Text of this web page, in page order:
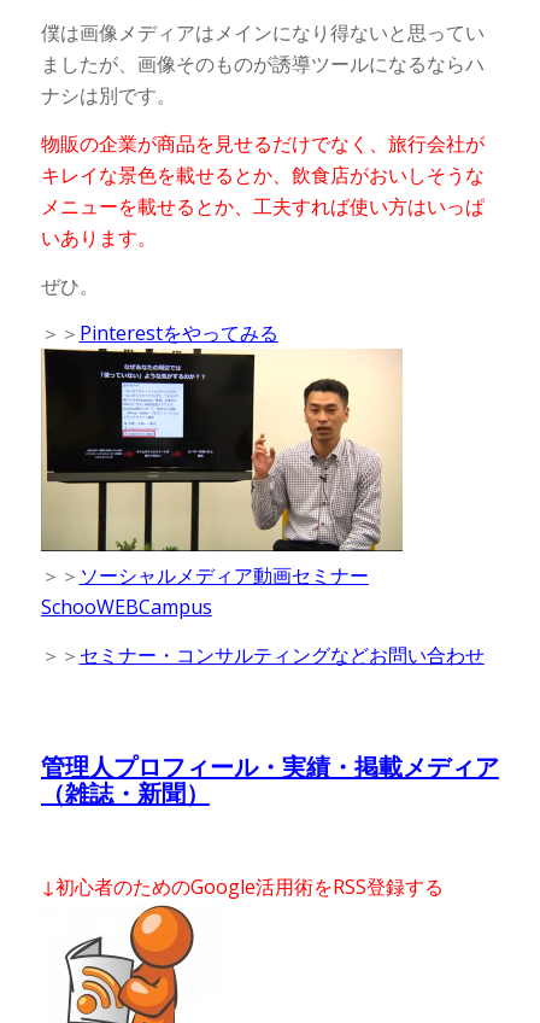
僕は画像メディアはメインになり得ないと思ってい
ましたが、画像そのものが誘導ツールになるならハ
ナシは別です。
物販の企業が商品を見せるだけでなく、旅行会社が
キレイな景色を載せるとか、飲食店がおいしそうな
メニューを載せるとか、工夫すれば使い方はいっぱ
いあります。
ぜひ。
＞＞ Pinterestをやってみる
＞＞ ソーシャルメディア動画セミナー
SchooWEBCampus
＞＞ セミナー・コンサルティングなどお問い合わせ
管理人プロフィール・実績・掲載メディア
（雑誌・新聞）
↓初心者のためのGoogle活用術をRSS登録する